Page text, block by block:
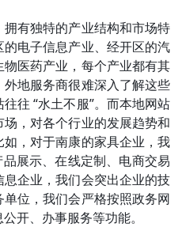
有独特的产业结构和市场特
电子信息产业、经开区的汽
医药产业，每个产业都有其
地服务商很难深入了解这些
往 “水土不服”。而本地网站
，对各个行业的发展趋势和
，对于南康的家具企业，我
展示、在线定制、电商交易
企业，我们会突出企业的技
位，我们会严格按照政务网
开、办事服务等功能。